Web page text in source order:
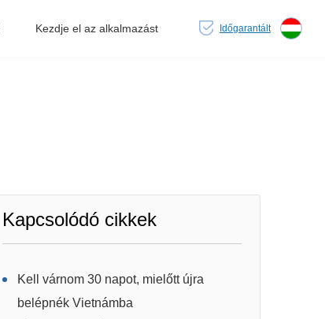
Kezdje el az alkalmazást Időgarantált
Kapcsolódó cikkek
Kell várnom 30 napot, mielőtt újra
belépnék Vietnámba